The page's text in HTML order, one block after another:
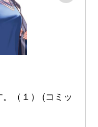
（１） (コミッ